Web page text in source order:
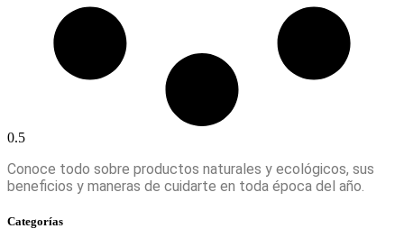
Conoce todo sobre productos naturales y ecológicos, sus
beneficios y maneras de cuidarte en toda época del año.
Categorías